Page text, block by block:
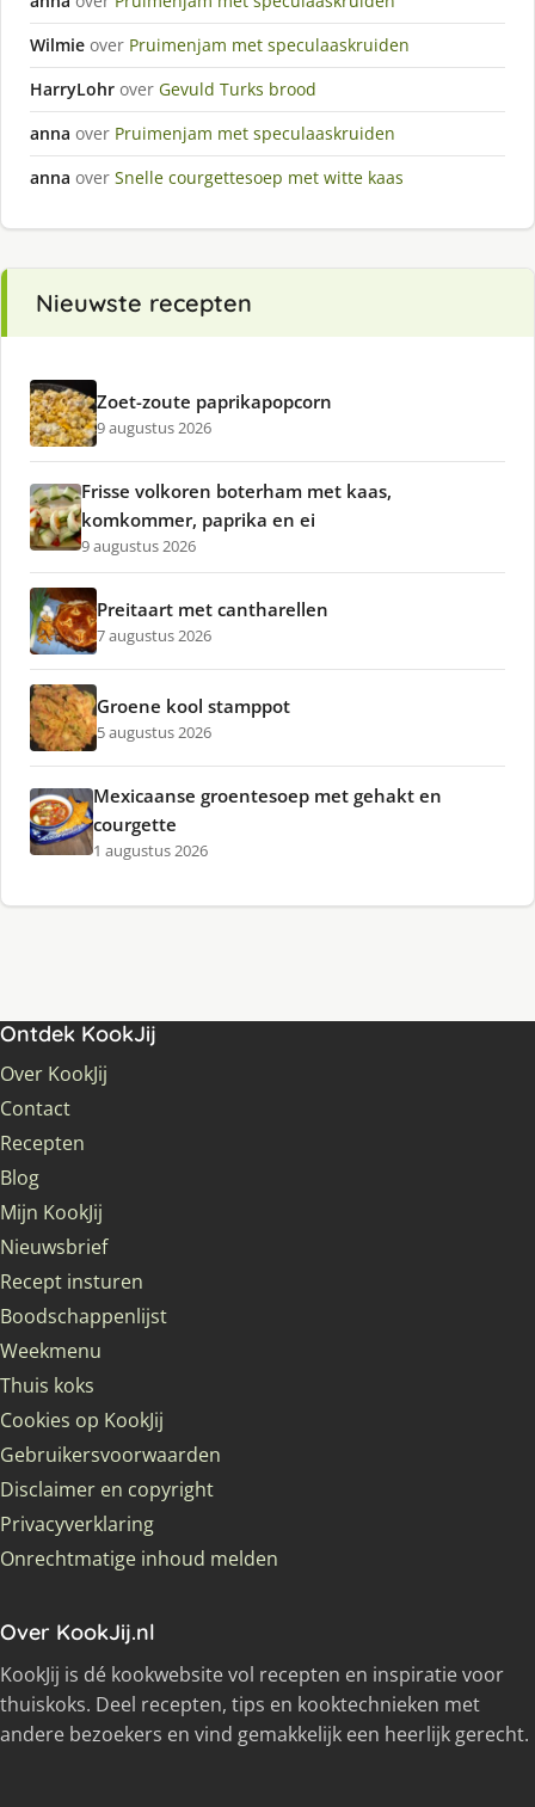
Wilmie over Pruimenjam met speculaaskruiden
HarryLohr over Gevuld Turks brood
anna over Pruimenjam met speculaaskruiden
anna over Snelle courgettesoep met witte kaas
Nieuwste recepten
Zoet-zoute paprikapopcorn
9 augustus 2026
Frisse volkoren boterham met kaas,
komkommer, paprika en ei
9 augustus 2026
Preitaart met cantharellen
7 augustus 2026
Groene kool stamppot
5 augustus 2026
Mexicaanse groentesoep met gehakt en
courgette
1 augustus 2026
Ontdek KookJij
Over KookJij
Contact
Recepten
Blog
Mijn KookJij
Nieuwsbrief
Recept insturen
Boodschappenlijst
Weekmenu
Thuis koks
Cookies op KookJij
Gebruikersvoorwaarden
Disclaimer en copyright
Privacyverklaring
Onrechtmatige inhoud melden
Over KookJij.nl
KookJij is dé kookwebsite vol recepten en inspiratie voor
thuiskoks. Deel recepten, tips en kooktechnieken met
andere bezoekers en vind gemakkelijk een heerlijk gerecht.